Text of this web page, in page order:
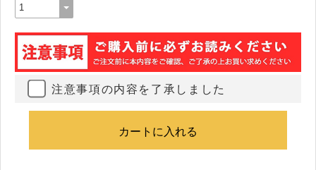
注意事項の内容を了承しました